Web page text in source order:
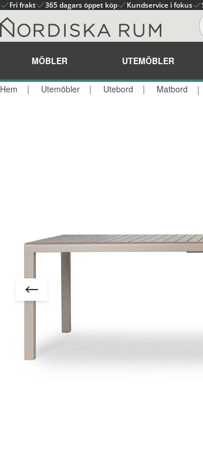
Fri frakt 365 dagars öppet köp Kundservice i fokus
MÖBLER UTEMÖBLER
Hem Utemöbler Utebord Matbord